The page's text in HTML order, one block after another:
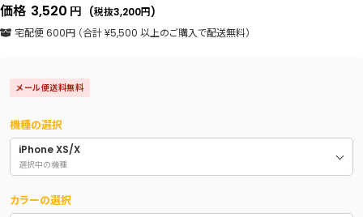
価格 セ
ー
価
格
3,520 円 (税抜3,200円)
宅配便 600円 （合計 ¥5,500 以上のご購入で配送無料）
メール便送料無料
機種の選択
iPhone XS/X
選択中の機種
カラーの選択